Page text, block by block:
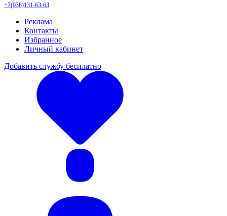
+7(938)131-63-63
Реклама
Контакты
Избранное
Личный кабинет
Добавить службу бесплатно